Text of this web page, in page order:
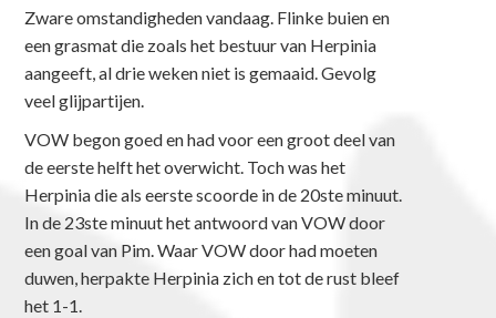
Zware omstandigheden vandaag. Flinke buien en
een grasmat die zoals het bestuur van Herpinia
aangeeft, al drie weken niet is gemaaid. Gevolg
veel glijpartijen.
VOW begon goed en had voor een groot deel van
de eerste helft het overwicht. Toch was het
Herpinia die als eerste scoorde in de 20ste minuut.
In de 23ste minuut het antwoord van VOW door
een goal van Pim. Waar VOW door had moeten
duwen, herpakte Herpinia zich en tot de rust bleef
het 1-1.